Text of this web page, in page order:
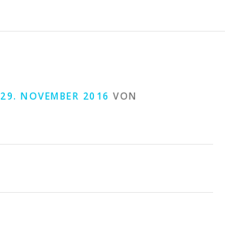
29. NOVEMBER 2016 VON